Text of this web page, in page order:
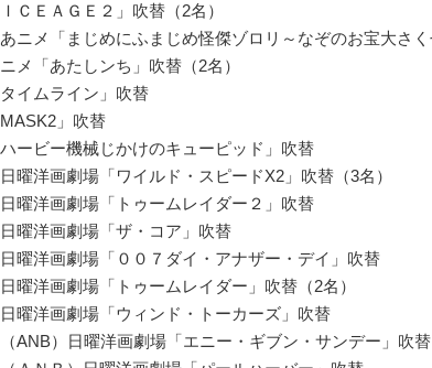
ＣＥＡＧＥ２」吹替（2名）
ニメ「まじめにふまじめ怪傑ゾロリ～なぞのお宝大さ
メ「あたしンち」吹替（2名）
イムライン」吹替
」吹替
ービー機械じかけのキューピッド」吹替
曜洋画劇場「ワイルド・スピードX2」吹替（3名）
曜洋画劇場「トゥームレイダー２」吹替
曜洋画劇場「ザ・コア」吹替
曜洋画劇場「００７ダイ・アナザー・デイ」吹替
曜洋画劇場「トゥームレイダー」吹替（2名）
曜洋画劇場「ウィンド・トーカーズ」吹替
ANB）日曜洋画劇場「エニー・ギブン・サンデー」吹替